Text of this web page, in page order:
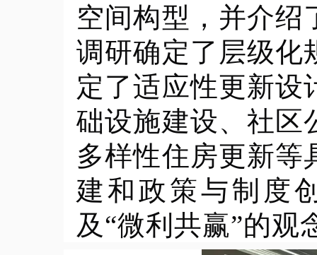
空间构型，并介绍
调研确定了层级化
定了适应性更新设
础设施建设、社区
多样性住房更新等
建和政策与制度
及“微利共赢”的观